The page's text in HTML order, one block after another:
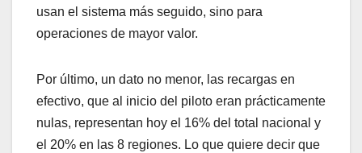
usan el sistema más seguido, sino para
operaciones de mayor valor.
Por último, un dato no menor, las recargas en
efectivo, que al inicio del piloto eran prácticamente
nulas, representan hoy el 16% del total nacional y
el 20% en las 8 regiones. Lo que quiere decir que